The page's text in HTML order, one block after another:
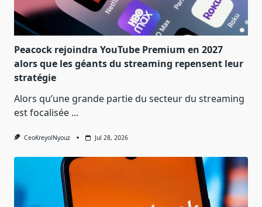
Peacock rejoindra YouTube Premium en 2027
alors que les géants du streaming repensent leur
stratégie
Alors qu’une grande partie du secteur du streaming
est focalisée ...
CeoKreyolNyouz Jul 28, 2026